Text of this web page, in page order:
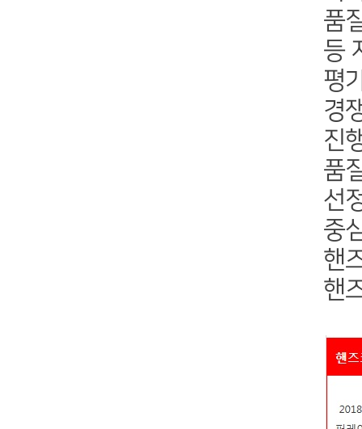
품
등
평
경
진
품
선
중
핸
핸